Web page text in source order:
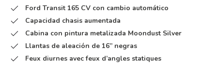
Ford Transit 165 CV con cambio automático
Capacidad chasis aumentada
Cabina con pintura metalizada Moondust Silver
Llantas de aleación de 16” negras
Feux diurnes avec feux d’angles statiques